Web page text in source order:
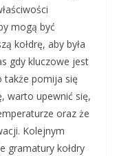
mogą być
kołdrę, aby była
gdy kluczowe jest
także pomija się
warto upewnić się,
oraz że
Kolejnym
gramatury kołdry